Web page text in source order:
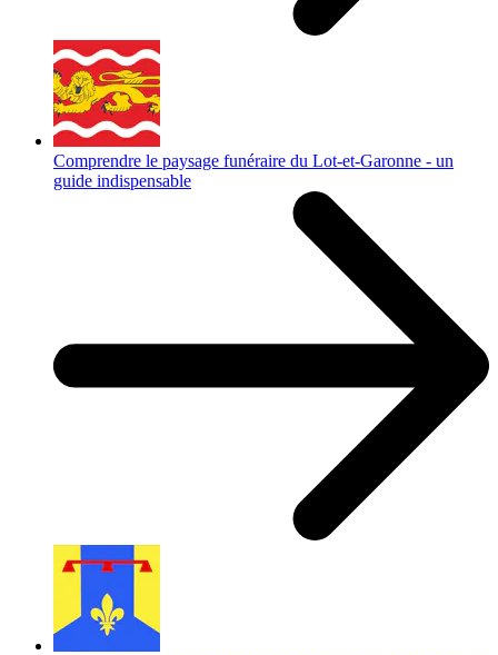
Comprendre le paysage funéraire du Lot-et-Garonne - un
guide indispensable